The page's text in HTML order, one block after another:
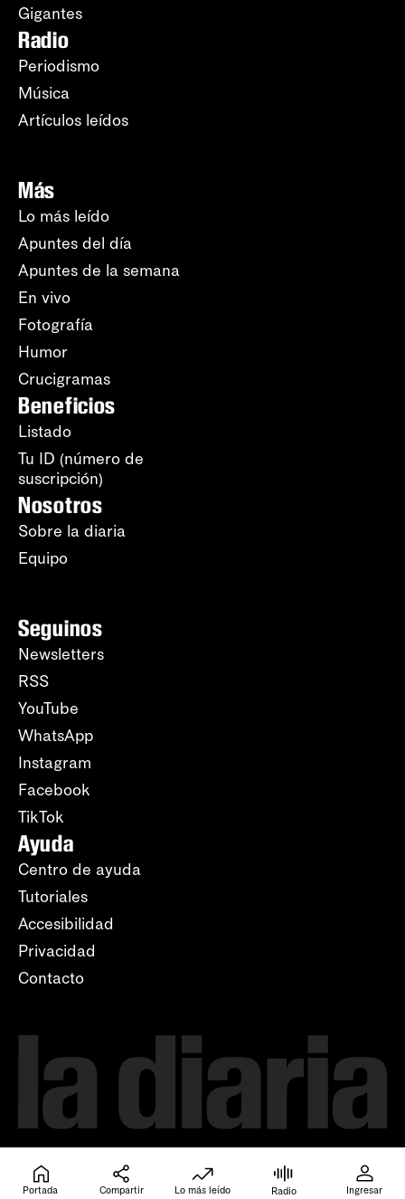
Gigantes
Radio
Periodismo
Música
Artículos leídos
Más
Lo más leído
Apuntes del día
Apuntes de la semana
En vivo
Fotografía
Humor
Crucigramas
Beneficios
Listado
Tu ID (número de
suscripción)
Nosotros
Sobre la diaria
Equipo
Seguinos
Newsletters
RSS
YouTube
WhatsApp
Instagram
Facebook
TikTok
Ayuda
Centro de ayuda
Tutoriales
Accesibilidad
Privacidad
Contacto
Portada Compartir Lo más leído Radio Ingresar